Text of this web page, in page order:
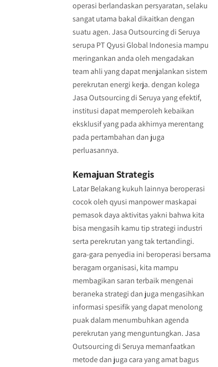
operasi berlandaskan persyaratan, selaku
sangat utama bakal dikaitkan dengan
suatu agen. Jasa Outsourcing di Seruya
serupa PT Qyusi Global Indonesia mampu
meringankan anda oleh mengadakan
team ahli yang dapat menjalankan sistem
perekrutan energi kerja. dengan kolega
Jasa Outsourcing di Seruya yang efektif,
institusi dapat memperoleh kebaikan
eksklusif yang pada akhirnya merentang
pada pertambahan dan juga
perluasannya.
Kemajuan Strategis
Latar Belakang kukuh lainnya beroperasi
cocok oleh qyusi manpower maskapai
pemasok daya aktivitas yakni bahwa kita
bisa mengasih kamu tip strategi industri
serta perekrutan yang tak tertandingi.
gara-gara penyedia ini beroperasi bersama
beragam organisasi, kita mampu
membagikan saran terbaik mengenai
beraneka strategi dan juga mengasihkan
informasi spesifik yang dapat menolong
puak dalam menumbuhkan agenda
perekrutan yang menguntungkan. Jasa
Outsourcing di Seruya memanfaatkan
metode dan juga cara yang amat bagus